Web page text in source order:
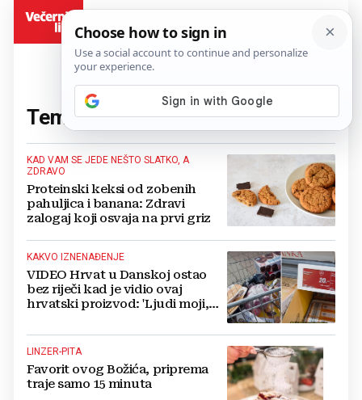
Tema:keksi(52 članaka)
KAD VAM SE JEDE NEŠTO SLATKO, A
ZDRAVO
Proteinski keksi od zobenih
pahuljica i banana: Zdravi
zalogaj koji osvaja na prvi griz
KAKVO IZNENAĐENJE
VIDEO Hrvat u Danskoj ostao
bez riječi kad je vidio ovaj
hrvatski proizvod: 'Ljudi moji,
LINZER-PITA
Favorit ovog Božića, priprema
traje samo 15 minuta